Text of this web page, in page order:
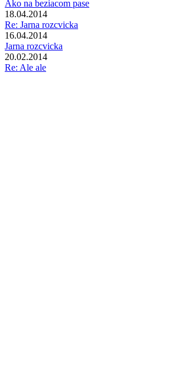
Ako na beziacom pase
18.04.2014
Re: Jarna rozcvicka
16.04.2014
Jarna rozcvicka
20.02.2014
Re: Ale ale